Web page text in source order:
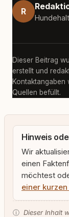
R
Dieser Beitrag
erstellt und
Quellen befüllt.
Hinweis
Wir
einen
möchtest
einer
ⓘ Dieser Inhalt